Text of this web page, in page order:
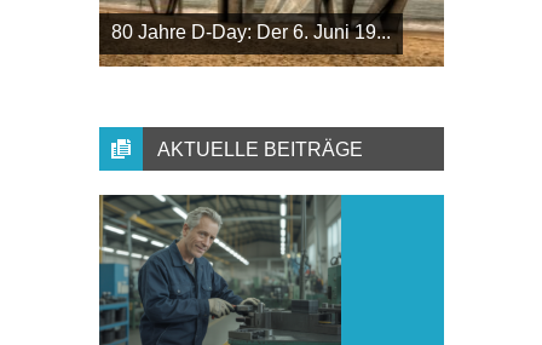
80 Jahre D-Day: Der 6. Juni 19...
AKTUELLE BEITRÄGE